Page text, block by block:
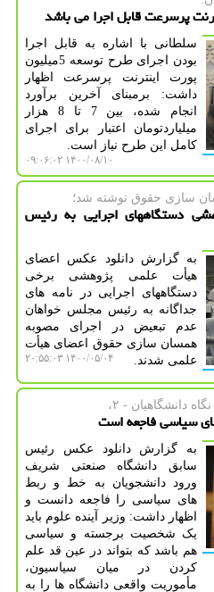
سلطانی با اشاره به قابل اجرا
بودن اجرای طرح توسعه 5میلیون
پورت اینترنت پرسرعت اظهار
داشت: برمبنای آخرین برآورد
انجام شده، بین 7 تا 8 هزار
میلیاردتومان اعتبار برای اجرای
کامل این طرح نیاز است.
۱۴۰۰/۰۸/۱۰ ۰۹:۰۶:۰۲
سازی حقوق نوشته شد؛
دستگاههای اجرایی به رئیس
به گزارش دانلود عکس اعضای
هیأت علمی پژوهشی برخی
دستگاههای اجرایی در نامه های
جداگانه به رئیس مجلس خواهان
عدم تبعیض در اجرای مصوبه
همسان سازی حقوق اعضای هیأت
علمی شدند.
۱۴۰۰/۰۵/۰۴ ۲۰:۵۵:۰۳
دانشگاهیان - ۲،
سیاسی فاجعه است
به گزارش دانلود عکس رئیس
سابق دانشگاه صنعتی شریف
ورود دانشجویان به خط و ربط
های سیاسی را فاجعه دانست و
اظهار داشت: وزیر آینده علوم باید
یک شخصیت برجسته و سیاسی
هم باشد که بتواند در عین قد علم
کردن در میان سیاسیون،
مأموریت واقعی دانشگاه ها را به